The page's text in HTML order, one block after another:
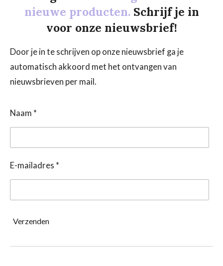
nieuwe producten. Schrijf je in
voor onze nieuwsbrief!
Door je in te schrijven op onze nieuwsbrief ga je
automatisch akkoord met het ontvangen van
nieuwsbrieven per mail.
Naam *
E-mailadres *
Verzenden